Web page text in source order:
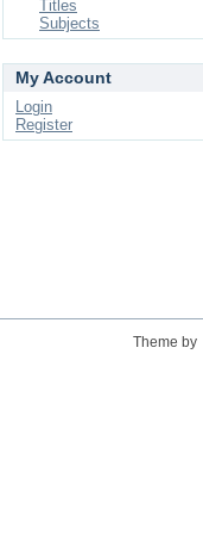
Titles
Subjects
My Account
Login
Register
Theme by